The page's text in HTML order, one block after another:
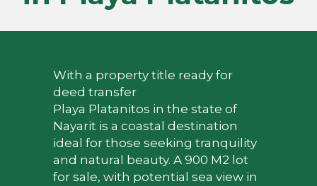
With a property title ready for
deed transfer
Playa Platanitos in the state of
Nayarit is a coastal destination
ideal for those seeking tranquility
and natural beauty. A 900 M2 lot
for sale, with potential sea view in